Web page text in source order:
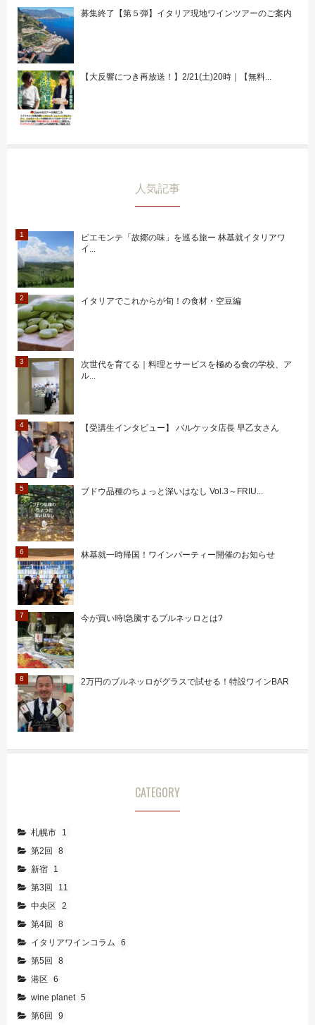
募集終了【第５弾】イタリア現地ワインツアーのご案内
【大反響につき再放送！】2/21(土)20時｜【無料...
人気記事
ピエモンテ「故郷の味」を巡る旅ー 林基就イタリアワ
イ...
イタリアでこれからが旬！の食材・空豆編
次世代を育てる｜料理とサービスを極める食の学校、ア
ル...
【受講生インタビュー】 バルケッタ店長 早乙女さん
ブドウ品種のちょっと深いはなし Vol.3～FRIU...
林基就一時帰国！ワインパーティー開催のお知らせ
今が買い時!急騰するブルネッロとは?
2万円のブルネッロがグラスで試せる！特設ワインBAR
CATEGORY
札幌市
1
第2回
8
新宿
1
第3回
11
中央区 2
第4回
8
イタリアワインコラム
6
第5回
8
港区 6
wine planet 5
第6回
9